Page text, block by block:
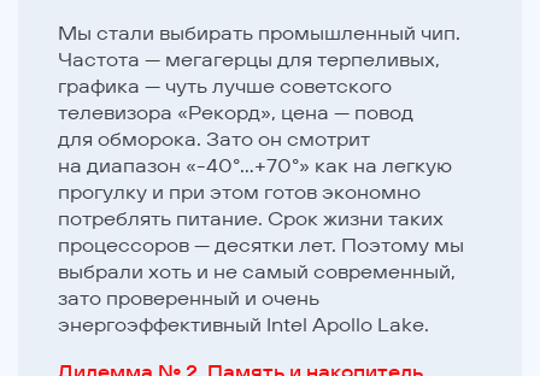
Мы стали выбирать промышленный чип.
Частота — мегагерцы для терпеливых,
графика — чуть лучше советского
телевизора «Рекорд», цена — повод
для обморока. Зато он смотрит
на диапазон «-40°…+70°» как на легкую
прогулку и при этом готов экономно
потреблять питание. Срок жизни таких
процессоров — десятки лет. Поэтому мы
выбрали хоть и не самый современный,
зато проверенный и очень
энергоэффективный Intel Apollo Lake.